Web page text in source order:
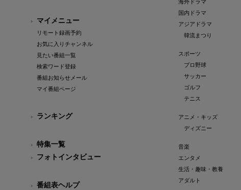
マイメニュー
リモート録画予約
お気に入りチャンネル
見たい番組一覧
検索ワード登録
番組お知らせメール
マイ番組ページ
ランキング
特集一覧
フォトインタビュー
番組表ヘルプ
海外ドラマ
国内ドラマ
アジアドラマ
韓流まつり
スポーツ
プロ野球
サッカー
ゴルフ
テニス
アニメ・キッズ
ディズニー
音楽
エンタメ
生活・趣味・教養
アダルト